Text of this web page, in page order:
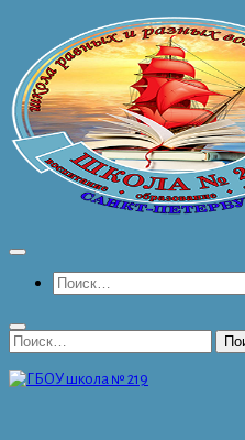
содержимому
Найти:
Найти: